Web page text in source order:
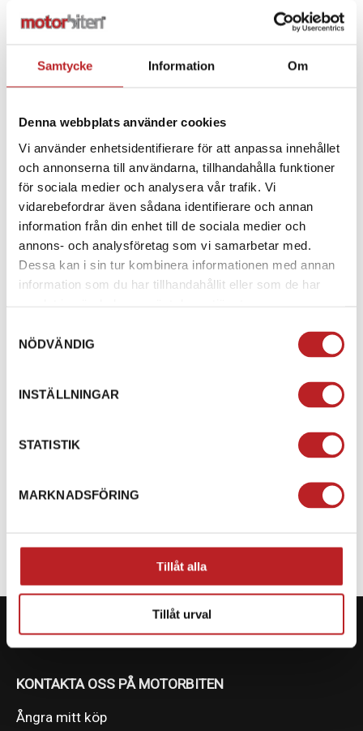
Samtycke Information Om
Denna webbplats använder cookies
Vi använder enhetsidentifierare för att anpassa innehållet
och annonserna till användarna, tillhandahålla funktioner
för sociala medier och analysera vår trafik. Vi
vidarebefordrar även sådana identifierare och annan
information från din enhet till de sociala medier och
annons- och analysföretag som vi samarbetar med.
Dessa kan i sin tur kombinera informationen med annan
information som du har tillhandahållit eller som de har
NÖDVÄNDIG
INSTÄLLNINGAR
STATISTIK
MARKNADSFÖRING
Tillåt alla
Tillåt urval
Ascent V2 Pants är ett par rejäla men ändå flexibla
tuffaste motocrossbanor med mycket goda resultat.
Byxorna är tillverkade i ett 600D polyestertyg och
som ger en kombination av maximal slitstyrka och
rörelsefrihet. Insidan av knäna har försetts med
superstarka 1200D polyesterpaneler för att tåla
värmen från motorn och slitaget från ramen.
- JUSTERBART SPÄNNE I MIDJAN
- FÖRFORMADE BEN
- SLITSTARKT 600D-TYG
- NÄTFODER FÖR MAXIMAL VENTILATION OCH
KONTAKTA OSS PÅ MOTORBITEN
Ångra mitt köp